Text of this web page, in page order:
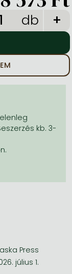
db
kb. 3-
Press
július 1.